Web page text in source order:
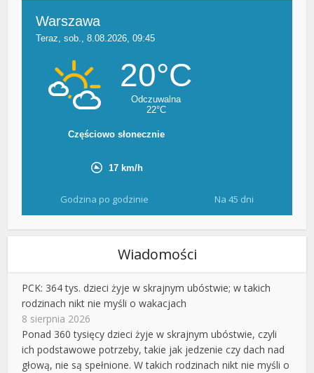
Godzina po godzinie Na 45 dni
Wiadomości
PCK: 364 tys. dzieci żyje w skrajnym ubóstwie; w takich
rodzinach nikt nie myśli o wakacjach
8 sierpnia 2026
Ponad 360 tysięcy dzieci żyje w skrajnym ubóstwie, czyli
ich podstawowe potrzeby, takie jak jedzenie czy dach nad
głową, nie są spełnione. W takich rodzinach nikt nie myśli o